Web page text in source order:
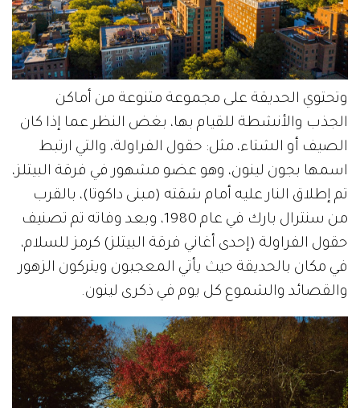
وتحتوي الحديقة على مجموعة متنوعة من أماكن
الجذب والأنشطة للقيام بها، بغض النظر عما إذا كان
الصيف أو الشتاء، مثل: حقول الفراولة، والتي ارتبط
اسمها بجون لينون، وهو عضو مشهور في فرقة البيتلز،
تم إطلاق النار عليه أمام شقته (مبنى داكوتا)، بالقرب
من سنترال بارك في عام 1980، وبعد وفاته تم تصنيف
حقول الفراولة (إحدى أغاني فرقة البيتلز) كرمز للسلام،
في مكان بالحديقة حيث يأتي المعجبون ويتركون الزهور
والقصائد والشموع كل يوم في ذكرى لينون.